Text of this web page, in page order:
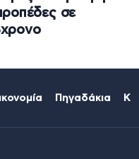
σε
Πηγαδάκια